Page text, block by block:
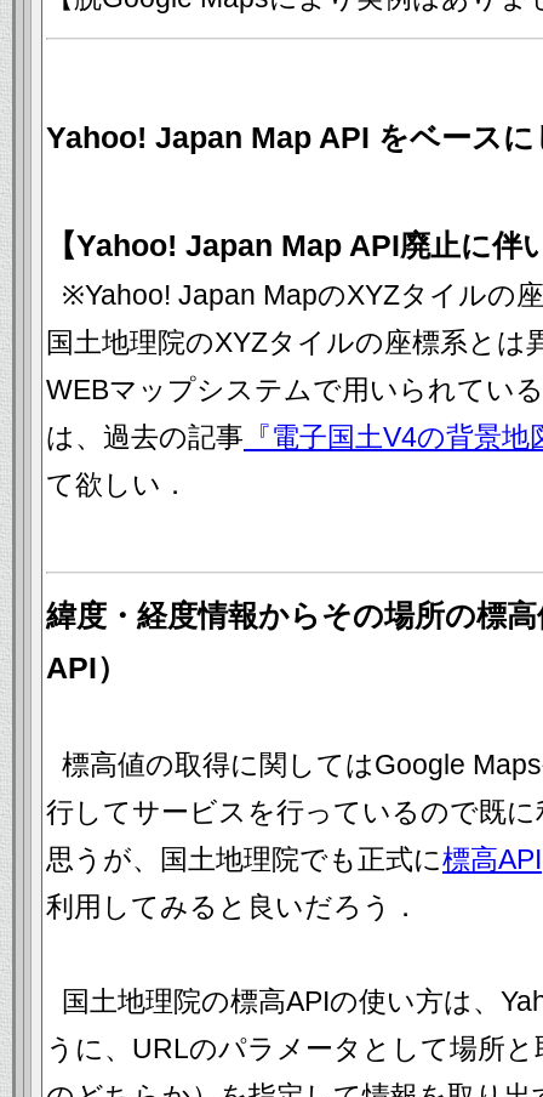
Yahoo! Japan Map API をベースに
【Yahoo! Japan Map API廃止に伴
※Yahoo! Japan MapのXYZタイルの
国土地理院のXYZタイルの座標系とは
WEBマップシステムで用いられてい
は、過去の記事 『電子国土V4の背景
て欲しい．
緯度・経度情報からその場所の標
API）
標高値の取得に関してはGoogle
行してサービスを行っているので既
思うが、国土地理院でも正式に標高API
利用してみると良いだろう．
国土地理院の標高APIの使い方は、
うに、URLのパラメータとして場所